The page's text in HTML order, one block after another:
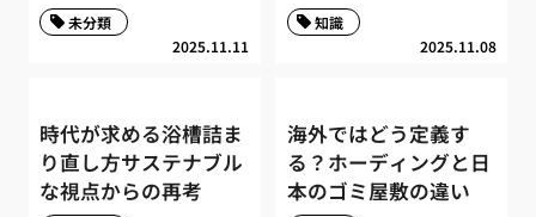
2025.11.11
未分類
2025.11.08
知識
時代が求める浴槽詰ま
り直し方サステナブル
な視点からの再考
海外ではどう定義す
る？ホーディングと日
本のゴミ屋敷の違い